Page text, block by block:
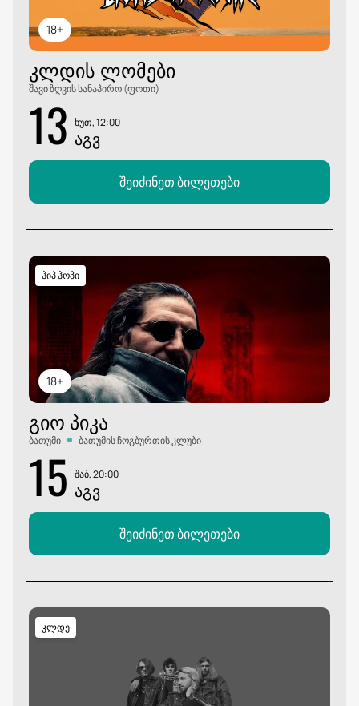
18+
ᲙᲚᲓᲘᲡ ᲚᲝᲛᲔᲑᲘ
შავი ზღვის სანაპირო (ფოთი)
13 ხუთ, 12:00
ᲐᲒᲕ
შეიძინეთ ბილეთები
18+
ჰიპ ჰოპი
ᲒᲘᲝ ᲞᲘᲙᲐ
ბათუმი ბათუმის ჩოგბურთის კლუბი
15 შაბ, 20:00
ᲐᲒᲕ
შეიძინეთ ბილეთები
კლდე